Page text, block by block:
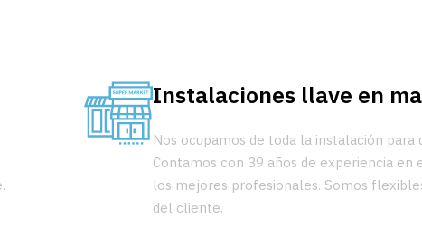
Instalaciones llave en
Nos ocupamos de toda la instalación
Contamos con 39 años de experiencia
los mejores profesionales. Somos
del cliente.